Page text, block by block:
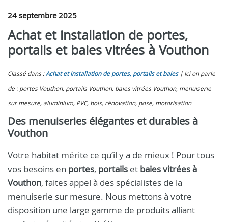
24 septembre 2025
Achat et installation de portes,
portails et baies vitrées à Vouthon
Classé dans :Achat et installation de portes, portails et baies
Ici on parle
de : portes Vouthon, portails Vouthon, baies vitrées Vouthon, menuiserie
sur mesure, aluminium, PVC, bois, rénovation, pose, motorisation
Des menuiseries élégantes et durables à
Vouthon
Votre habitat mérite ce qu’il y a de mieux ! Pour tous
vos besoins en portes, portails et baies vitrées à
Vouthon, faites appel à des spécialistes de la
menuiserie sur mesure. Nous mettons à votre
disposition une large gamme de produits alliant